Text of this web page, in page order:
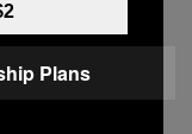
Plans